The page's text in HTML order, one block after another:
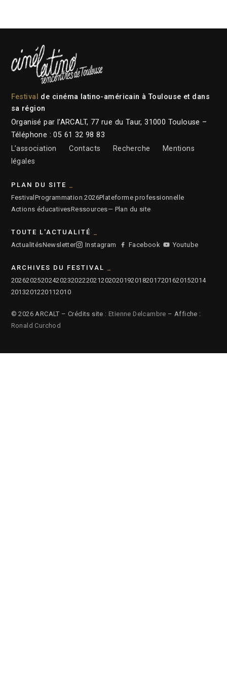
Festival
de cinéma latino-américain à Toulouse et dans
sa région
Organisé par l’ARCALT, 77 rue du Taur, 31000 Toulouse –
Téléphone : 05 61 32 98 83
L’association
Contacts Recherche
Mentions
légales
PLAN DU SITE
Festival Programmation 2026Plateforme professionnelle
Actions éducativesRessources— Plan du site
TOUTE L'ACTUALITÉ
ActualitésNewsletter Instagram Facebook Youtube
ARCHIVES DU FESTIVAL
2026202520242023202220212020201920182017201620152014
2013201220112010
© 2026 ARCALT – Crédits site : Etienne Delcambre – Affiche :
Ronald Curchod